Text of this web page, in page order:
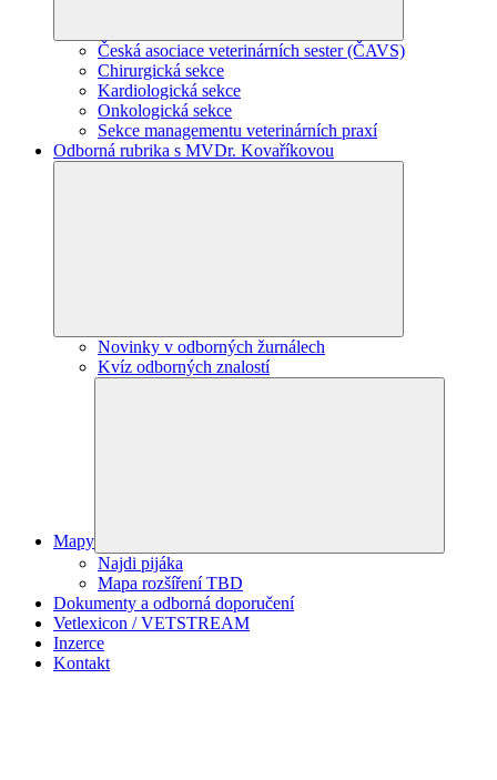
Česká asociace veterinárních sester (ČAVS)
Chirurgická sekce
Kardiologická sekce
Onkologická sekce
Sekce managementu veterinárních praxí
Odborná rubrika s MVDr. Kovaříkovou
Novinky v odborných žurnálech
Kvíz odborných znalostí
Mapy
Najdi pijáka
Mapa rozšíření TBD
Dokumenty a odborná doporučení
Vetlexicon / VETSTREAM
Inzerce
Kontakt